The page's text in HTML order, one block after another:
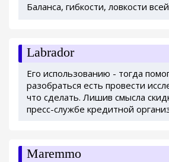
Баланса, гибкости, ловкости
Labrador
Его использованию - тогда
разобраться есть провести
что сделать. Лишив смысла
пресс-службе кредитной
Maremmo